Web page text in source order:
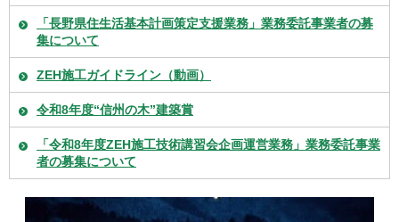
「長野県住生活基本計画策定支援業務」業務委託事業者の募
集について
ZEH施工ガイドライン（動画）
令和8年度“信州の木”建築賞
「令和8年度ZEH施工技術講習会企画運営業務」業務委託事業
者の募集について